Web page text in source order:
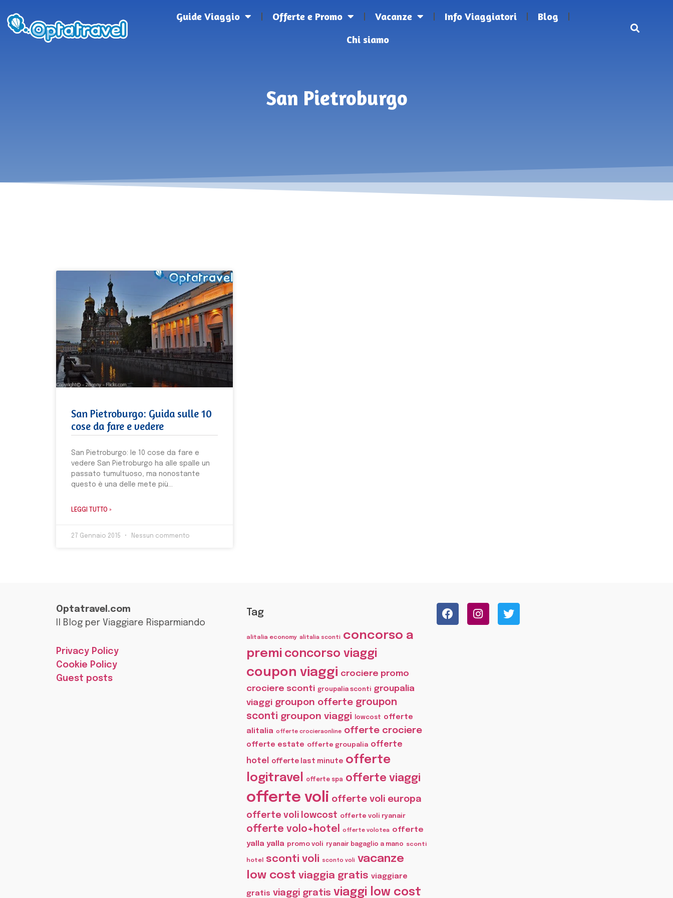
Guide Viaggio Offerte e Promo Vacanze Info Viaggiatori
Blog
Chi siamo
San Pietroburgo
San Pietroburgo: Guida sulle 10
cose da fare e vedere
San Pietroburgo: le 10 cose da fare e
vedere San Pietroburgo ha alle spalle un
passato tumultuoso, ma nonostante
questo è una delle mete più
LEGGI TUTTO »
27 Gennaio 2015 Nessun commento
Optatravel.com
Il Blog per Viaggiare Risparmiando
Privacy Policy
Cookie Policy
Guest posts
Tag
alitalia economy alitalia sconti concorso a
premi concorso viaggi
coupon viaggi crociere promo
crociere sconti groupalia sconti groupalia
viaggi groupon offerte groupon
sconti groupon viaggi lowcost offerte
alitalia offerte crocieraonline offerte crociere
offerte estate offerte groupalia offerte
hotel
offerte last minute offerte
logitravel offerte spa offerte viaggi
offerte voli offerte voli europa
offerte voli lowcost offerte voli ryanair
offerte volo+hotel offerte volotea offerte
yalla yalla promo voli ryanair bagaglio a mano sconti
hotel sconti voli sconto voli vacanze
low cost viaggia gratis viaggiare
gratis viaggi gratis viaggi low cost